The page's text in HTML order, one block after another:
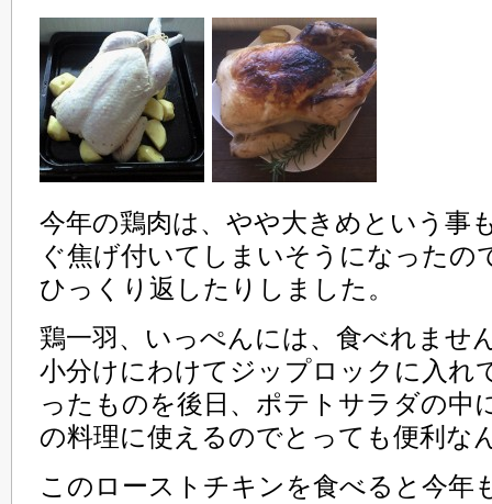
今年の鶏肉は、やや大きめという事
ぐ焦げ付いてしまいそうになったの
ひっくり返したりしました。
鶏一羽、いっぺんには、食べれませ
小分けにわけてジップロックに入れ
ったものを後日、ポテトサラダの中
の料理に使えるのでとっても便利な
このローストチキンを食べると今年